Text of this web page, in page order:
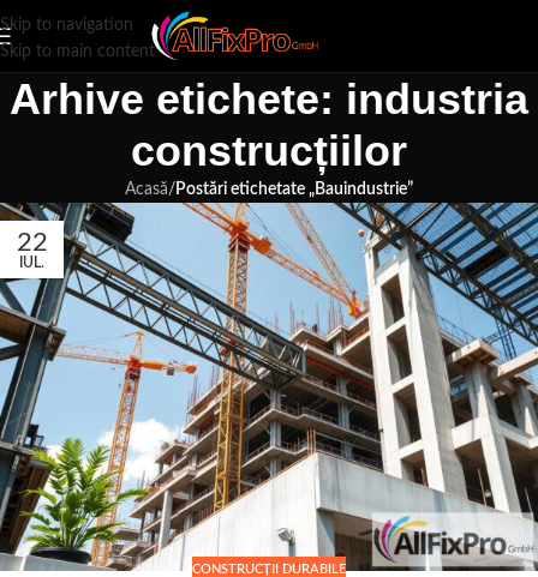
Skip to navigation
Skip to main content
Arhive etichete: industria
construcțiilor
Acasă/ Postări etichetate „Bauindustrie”
22
IUL.
CONSTRUCȚII DURABILE